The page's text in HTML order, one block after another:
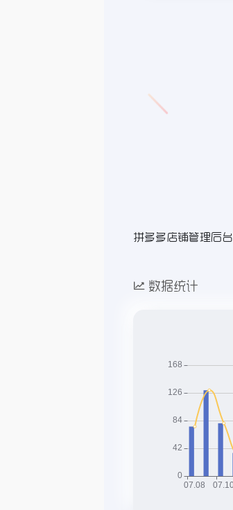
拼多多店铺管理后台
数据统计